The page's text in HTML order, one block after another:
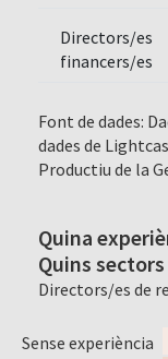
Directors/es
financers/es
Font de dades:
dades de
Productiu de la
Quina
Quins
Directors/es de
Sense experiència